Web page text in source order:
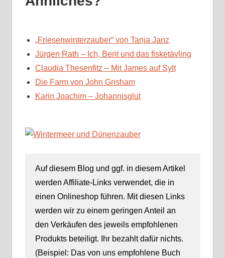
„Friesenwinterzauber“ von Tanja Janz
Jürgen Rath – Ich, Berit und das fisketävling
Claudia Thesenfitz – Mit James auf Sylt
Die Farm von John Grisham
Karin Joachim – Johannisglut
Auf diesem Blog und ggf. in diesem Artikel
werden Affiliate-Links verwendet, die in
einen Onlineshop führen. Mit diesen Links
werden wir zu einem geringen Anteil an
den Verkäufen des jeweils empfohlenen
Produkts beteiligt. Ihr bezahlt dafür nichts.
(Beispiel: Das von uns empfohlene Buch